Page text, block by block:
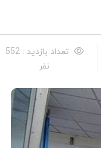
تعداد بازدید : 552
نفر